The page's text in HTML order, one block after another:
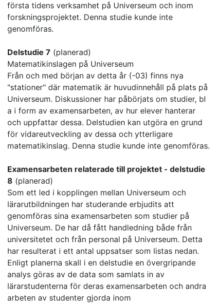
första tidens verksamhet på Universeum och inom
forskningsprojektet. Denna studie kunde inte
genomföras.
Delstudie 7 (planerad)
Matematikinslagen på Universeum
Från och med början av detta år (-03) finns nya
"stationer" där matematik är huvudinnehåll på plats på
Universeum. Diskussioner har påbörjats om studier, bl
a i form av examensarbeten, av hur elever hanterar
och uppfattar dessa. Delstudien kan utgöra en grund
för vidareutveckling av dessa och ytterligare
matematikinslag. Denna studie kunde inte genomföras.
Examensarbeten relaterade till projektet - delstudie
8 (planerad)
Som ett led i kopplingen mellan Universeum och
lärarutbildningen har studerande erbjudits att
genomföras sina examensarbeten som studier på
Universeum. De har då fått handledning både från
universitetet och från personal på Universeum. Detta
har resulterat i ett antal uppsatser som listas nedan.
Enligt planerna skall i en delstudie en övergripande
analys göras av de data som samlats in av
lärarstudenterna för deras examensarbeten och andra
arbeten av studenter gjorda inom